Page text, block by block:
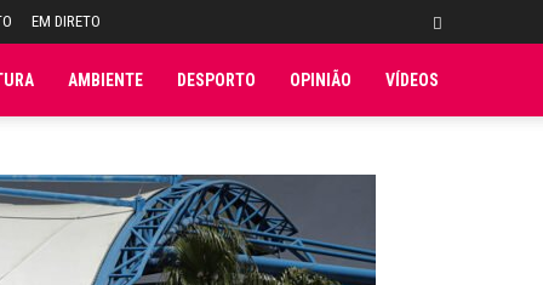
EM DIRETO
AMBIENTE DESPORTO OPINIÃO VÍDEOS